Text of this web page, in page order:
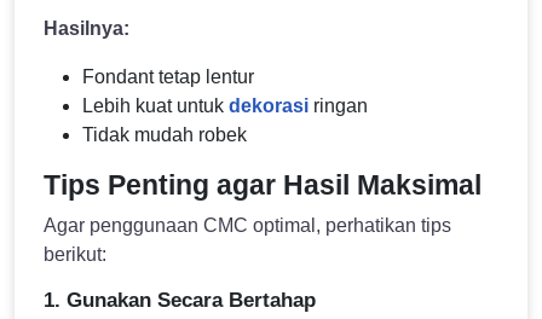
Hasilnya:
Fondant tetap lentur
Lebih kuat untuk dekorasi ringan
Tidak mudah robek
Tips Penting agar Hasil Maksimal
Agar penggunaan CMC optimal, perhatikan tips
berikut:
1. Gunakan Secara Bertahap